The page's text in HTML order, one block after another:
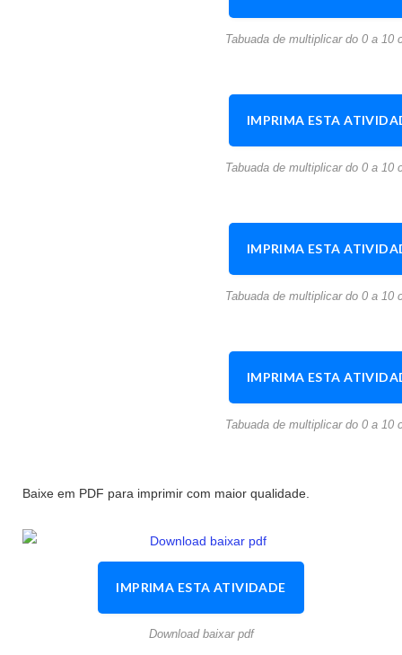
Tabuada de multiplicar do 0 a 10
IMPRIMA ESTA
Tabuada de multiplicar do 0 a 10
IMPRIMA ESTA
Tabuada de multiplicar do 0 a 10
IMPRIMA ESTA
Tabuada de multiplicar do 0 a 10
Baixe em PDF para imprimir com maior qualidade.
IMPRIMA ESTA ATIVIDADE
Download baixar pdf